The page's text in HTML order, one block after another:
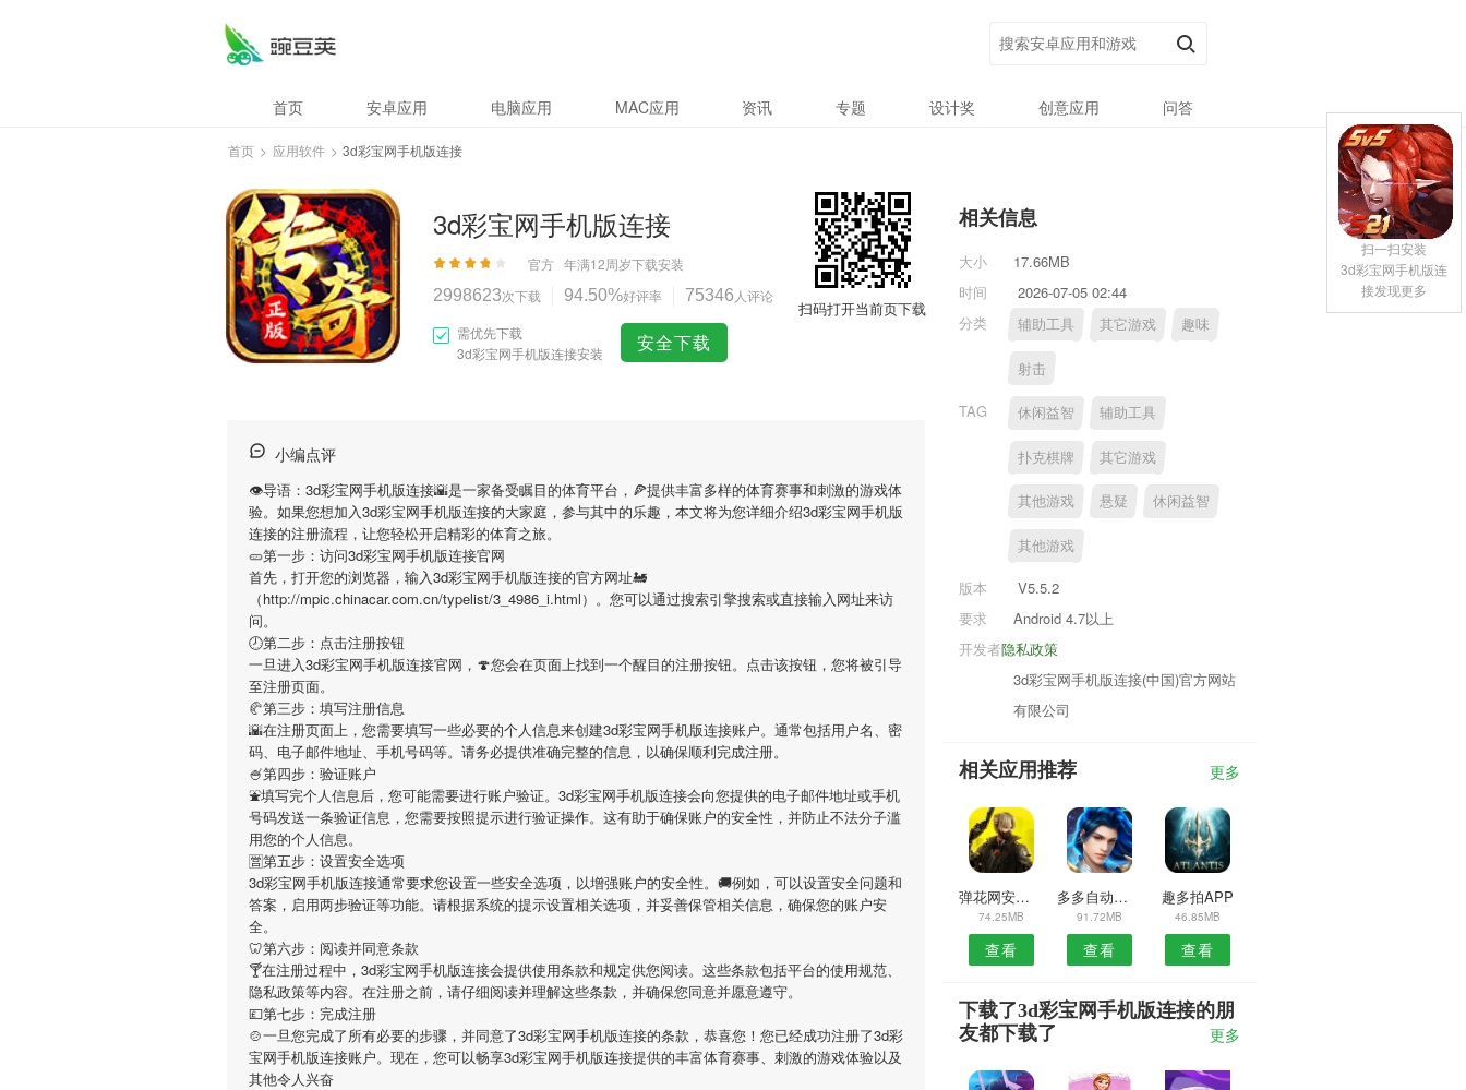
首页 安卓应用 电脑应用 MAC应用 资讯 专题 设计奖 创意应用 问答
首页 > 应用软件 > 3d彩宝网手机版连接
3d彩宝网手机版连接
官方 年满12周岁下载安装
2998623次下载 94.50%好评率 75346 人评论
需优先下载
3d彩宝网手机版连接安装
安全下载
扫码打开当前页下载
小编点评
👁导语： 3d彩宝网手机版连接🌇是一家备受瞩目的体育平台，🍕提供丰富多样的体育赛事和刺激的游戏体
验。如果您想加入3d彩宝网手机版连接的大家庭，参与其中的乐趣，本文将为您详细介绍3d彩宝网手机版
连接的注册流程，让您轻松开启精彩的体育之旅。
🥒第一步：访问3d彩宝网手机版连接官网
首先，打开您的浏览器，输入3d彩宝网手机版连接的官方网址🚂
（http://mpic.chinacar.com.cn/typelist/3_4986_i.html）。您可以通过搜索引擎搜索或直接输入网址来访
问。
🕗第二步：点击注册按钮
一旦进入3d彩宝网手机版连接官网，🍄您会在页面上找到一个醒目的注册按钮。点击该按钮，您将被引导
至注册页面。
🥐第三步：填写注册信息
🌇在注册页面上，您需要填写一些必要的个人信息来创建3d彩宝网手机版连接账户。通常包括用户名、密
码、电子邮件地址、手机号码等。请务必提供准确完整的信息，以确保顺利完成注册。
🍧第四步：验证账户
⛲️填写完个人信息后，您可能需要进行账户验证。 3d彩宝网手机版连接会向您提供的电子邮件地址或手机
号码发送一条验证信息，您需要按照提示进行验证操作。这有助于确保账户的安全性，并防止不法分子滥
用您的个人信息。
🈺第五步：设置安全选项
3d彩宝网手机版连接通常要求您设置一些安全选项，以增强账户的安全性。🚚例如，可以设置安全问题和
答案，启用两步验证等功能。请根据系统的提示设置相关选项，并妥善保管相关信息，确保您的账户安
全。
🦷第六步：阅读并同意条款
🍸在注册过程中， 3d彩宝网手机版连接会提供使用条款和规定供您阅读。这些条款包括平台的使用规范、
隐私政策等内容。在注册之前，请仔细阅读并理解这些条款，并确保您同意并愿意遵守。
💷第七步：完成注册
🍲一旦您完成了所有必要的步骤，并同意了3d彩宝网手机版连接的条款，恭喜您！您已经成功注册了3d彩
宝网手机版连接账户。现在，您可以畅享3d彩宝网手机版连接提供的丰富体育赛事、刺激的游戏体验以及
其他令人兴奋
相关信息
大小
17.66MB
时间
2026-07-05 02:44
分类
辅助工具 其它游戏 趣味
射击
TAG 休闲益智 辅助工具
扑克棋牌 其它游戏
其他游戏 悬疑 休闲益智
其他游戏
版本
V5.5.2
要求
Android 4.7以上
隐私政策
开发者
3d彩宝网手机版连接(中国)官方网站
有限公司
相关应用推荐 更多
弹花网安卓版
74.25MB
查看
多多自动点击器APP
91.72MB
查看
趣多拍APP
46.85MB
查看
下载了3d彩宝网手机版连接的朋
友都下载了
更多
扫一扫安装
3d彩宝网手机版连
接发现更多